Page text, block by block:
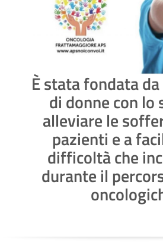
È stata fondata
di donne con lo
alleviare le
pazienti e a
difficoltà che
durante il